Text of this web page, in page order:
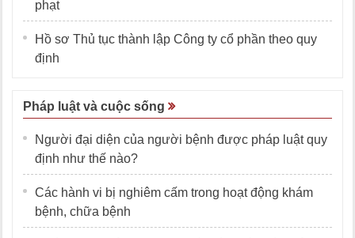
phạt
Hồ sơ Thủ tục thành lập Công ty cổ phần theo quy
định
Pháp luật và cuộc sống
Người đại diện của người bệnh được pháp luật quy
định như thế nào?
Các hành vi bị nghiêm cấm trong hoạt động khám
bệnh, chữa bệnh